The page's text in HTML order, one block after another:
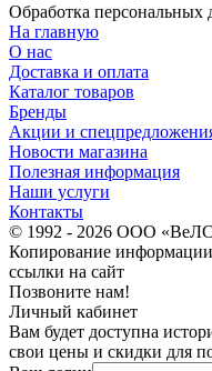
Обработка персональных
На главную
О нас
Доставка и оплата
Каталог товаров
Бренды
Акции и
Новости магазина
Полезная информация
Наши услуги
Контакты
© 1992 - 2026 ООО
Копирование информации
ссылки на сайт
Позвоните нам!
Личный кабинет
Вам будет доступна
свои цены и скидки для